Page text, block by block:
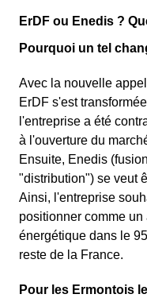
ErDF ou Enedis ?
Pourquoi un tel
Avec la nouvelle
ErDF s'est
l'entreprise a été
à l'ouverture du
Ensuite, Enedis
"distribution") se veut
Ainsi, l'entreprise
positionner comme
énergétique dans le
reste de la France.
Pour les Ermontois